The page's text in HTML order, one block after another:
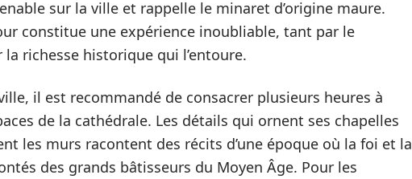
sur la ville et rappelle le minaret d’origine maure.
constitue une expérience inoubliable, tant par le
richesse historique qui l’entoure.
il est recommandé de consacrer plusieurs heures à
de la cathédrale. Les détails qui ornent ses chapelles
les murs racontent des récits d’une époque où la foi et la
des grands bâtisseurs du Moyen Âge. Pour les